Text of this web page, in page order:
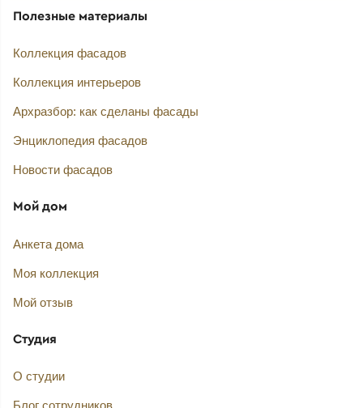
Полезные материалы
Коллекция фасадов
Коллекция интерьеров
Архразбор: как сделаны фасады
Энциклопедия фасадов
Новости фасадов
Мой дом
Анкета дома
Моя коллекция
Мой отзыв
Студия
О студии
Блог сотрудников